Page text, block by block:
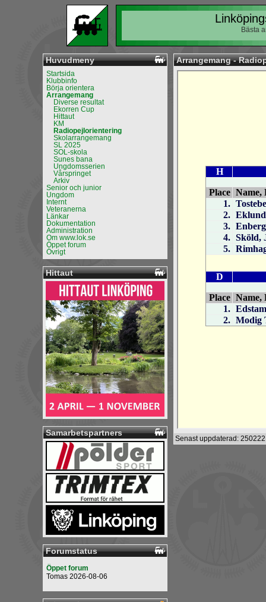
Bästa
Huvudmeny
Startsida
Klubbinfo
Börja orientera
Arrangemang
Diverse resultat
Ekorren Cup
Hittaut
KM
Radiopejlorientering
Skolarrangemang
SL 2025
SOL-skola
Sunes bana
Ungdomsserien
Vårspringet
Arkiv
Senior och junior
Ungdom
Internt
Veteranerna
Länkar
Dokumentation
Administration
Om www.lok.se
Öppet forum
Övrigt
Hittaut
Samarbetspartners
Forumstatus
Öppet forum
Tomas 2026-08-06
Arrangemang -
Senast uppdaterad: